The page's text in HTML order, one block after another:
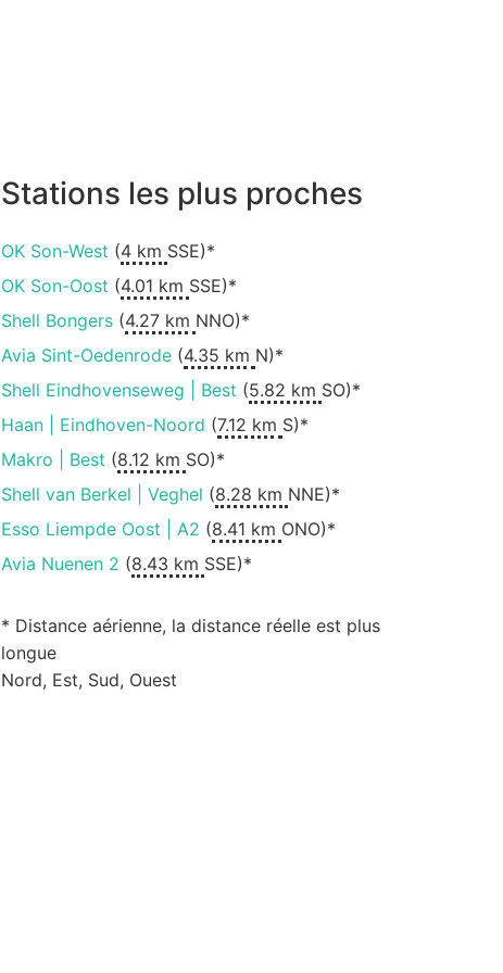
Stations les plus proches
OK Son-West (4 km SSE)*
OK Son-Oost (4.01 km SSE)*
Shell Bongers(4.27 km NNO)*
Avia Sint-Oedenrode(4.35 km N)*
Shell Eindhovenseweg | Best (5.82 km SO)*
Haan | Eindhoven-Noord (7.12 km S)*
Makro | Best (8.12 km SO)*
Shell van Berkel | Veghel (8.28 km NNE)*
Esso Liempde Oost | A2 (8.41 km ONO)*
Avia Nuenen 2 (8.43 km SSE)*
* Distance aérienne, la distance réelle est plus
longue
Nord, Est, Sud, Ouest